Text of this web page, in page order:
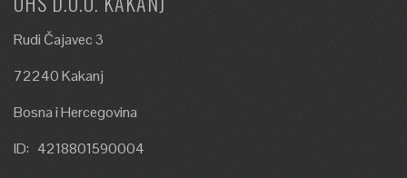
Rudi Čajavec 3
72240 Kakanj
Bosna i Hercegovina
ID: 4218801590004